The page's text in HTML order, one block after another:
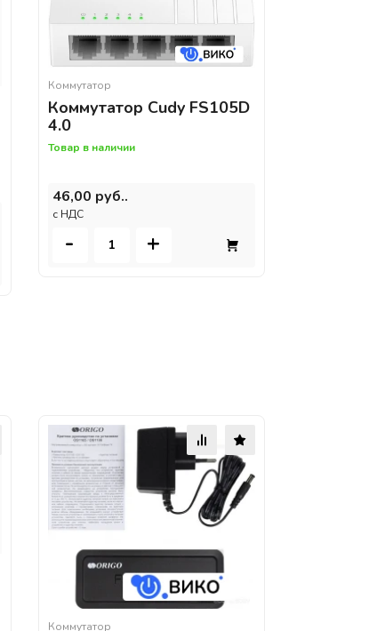
Коммутатор
Коммутатор Cudy FS105D
4.0
Товар в наличии
46,00 руб..
c НДС
- +
Коммутатор